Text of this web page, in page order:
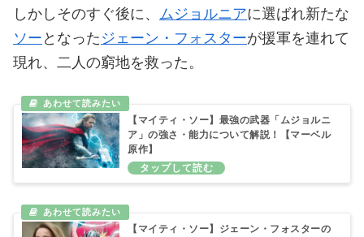
しかしそのすぐ後に、 ムジョルニアに選ばれ新たな
ソー となった ジェーン・フォスターが援軍を連れて
現れ、二人の窮地を救った。
【マイティ・ソー】最強の武器「ムジョルニ
ア」の強さ・能力について解説！【マーベル
原作】
【マイティ・ソー】ジェーン・フォスターの